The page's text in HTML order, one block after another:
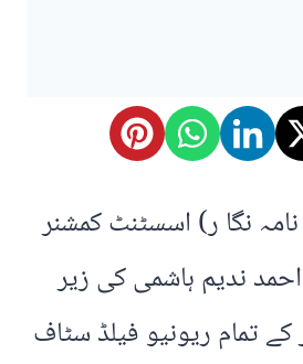
نگا ر) اسسٹنٹ کمشنر
ندیم ہاشمی کی زیر
تمام ریونیو فیلڈ سٹاف